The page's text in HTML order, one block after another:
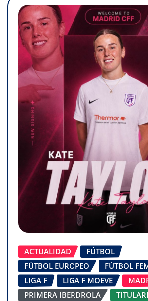
ACTUALIDAD
FÚTBOL
FÚTBOL EUROPEO
FÚTBOL
LIGA F
LIGA F MOEVE
PRIMERA IBERDROLA